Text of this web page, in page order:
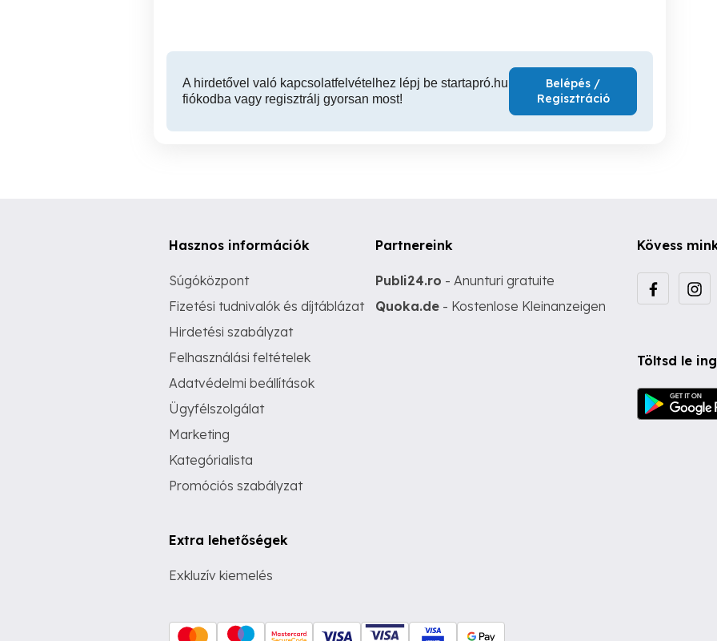
A hirdetővel való kapcsolatfelvételhez lépj be startapró.hu
fiókodba vagy regisztrálj gyorsan most!
Belépés /
Regisztráció
Hasznos információk
Súgóközpont
Fizetési tudnivalók és díjtáblázat
Hirdetési szabályzat
Felhasználási feltételek
Adatvédelmi beállítások
Ügyfélszolgálat
Marketing
Kategórialista
Promóciós szabályzat
Extra lehetőségek
Exkluzív kiemelés
Partnereink
Publi24.ro - Anunturi gratuite
Quoka.de - Kostenlose Kleinanzeigen
Kövess
Töltsd le